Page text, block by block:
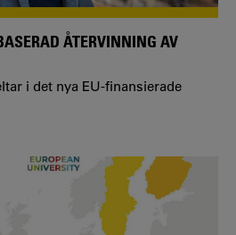
ÅTERVINNING AV
i det nya EU-finansierade